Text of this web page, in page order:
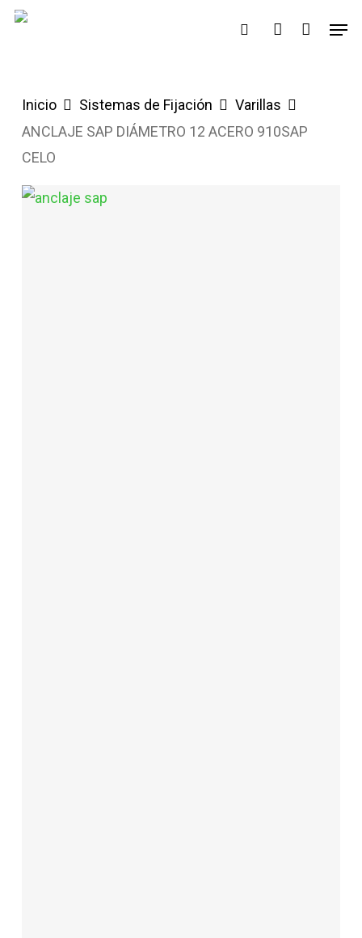
Saltar
buscar account
Inicio Sistemas de Fijación
Varillas
ANCLAJE SAP DIÁMETRO 12 ACERO 910SAP
CELO